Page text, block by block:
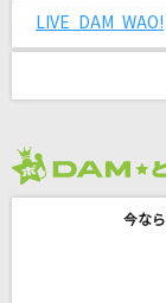
明日はきっと
LOVE SONG
BUMP OF CHICKEN
LIVE DAM WAO!
今な